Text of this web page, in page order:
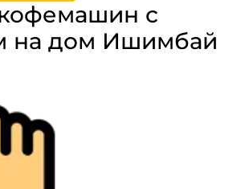
с
на дом Ишимбай